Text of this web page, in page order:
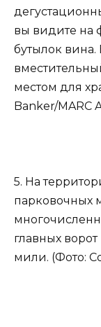
вы видите на
бутылок
местом для
Banker/MARC
5. На
парковочных
главных
мили. (Фото: